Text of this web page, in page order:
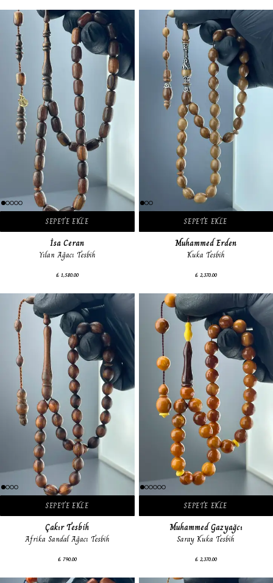
SEPETE EKLE
İsa Ceran
Yılan Ağacı Tesbih
₺ 1,580.00
SEPETE EKLE
Muhammed Erden
Kuka Tesbih
₺ 2,370.00
SEPETE EKLE
Çakır Tesbih
Afrika Sandal Ağacı Tesbih
₺ 790.00
SEPETE EKLE
Muhammed Gazyağcı
Saray Kuka Tesbih
₺ 2,370.00